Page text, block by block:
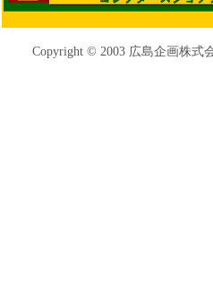
Copyright © 2003 広島企画株式